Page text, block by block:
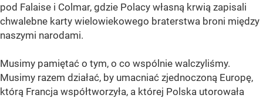
pod Falaise i Colmar, gdzie Polacy własną krwią zapisali
chwalebne karty wielowiekowego braterstwa broni między
naszymi narodami.
Musimy pamiętać o tym, o co wspólnie walczyliśmy.
Musimy razem działać, by umacniać zjednoczoną Europę,
którą Francja współtworzyła, a której Polska utorowała